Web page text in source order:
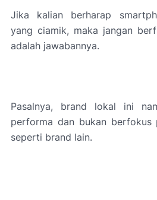
Jika kalian berharap
yang ciamik, maka jangan
adalah jawabannya.
Pasalnya, brand lokal ini
performa dan bukan berfokus
seperti brand lain.